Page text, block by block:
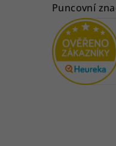
Puncovní